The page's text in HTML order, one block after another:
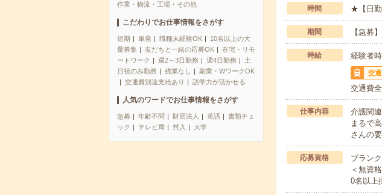
作業・物流・工場・その他
こだわりでお仕事情報をさがす
短期 単発 職種未経験OK
10名以上の大
量募集
友だちと一緒の応募OK
在宅・リモ
ートワーク
週2～3日勤務 週4日勤務
土
日祝のみ勤務
残業なし
副業・WワークOK
交通費別途支給あり
語学力が活かせる
人気のワードでお仕事情報をさがす
急募 年齢不問 財団法人 英語
書類チェ
ック
テレビ局 封入 大学
時間 ★【日
期間 【急募
時給 経験者
交
交通費
仕事内容
介護関連
まるで
さんの
応募資格
ブラン
＜無資
0名以上